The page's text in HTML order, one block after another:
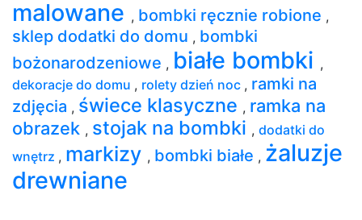
malowane , bombki ręcznie robione ,
sklep dodatki do domu , bombki
bożonarodzeniowe , białe bombki ,
dekoracje do domu , rolety dzień noc , ramki na
zdjęcia , świece klasyczne , ramka na
obrazek , stojak na bombki , dodatki do
wnętrz , markizy , bombki białe , żaluzje
drewniane